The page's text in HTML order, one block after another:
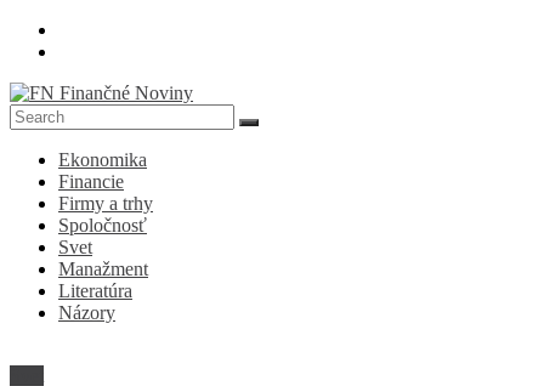
Skip
FN
Finančné
Noviny
Denník
ekonomike
spoločnosti
Ekonomika
Financie
Firmy a trhy
Spoločnosť
Svet
Manažment
Literatúra
Názory